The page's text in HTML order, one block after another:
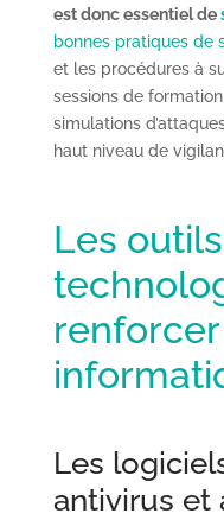
est donc essentiel de
bonnes pratiques de
et les procédures à
sessions de
simulations
haut niveau de
Les
Les
antivirus et